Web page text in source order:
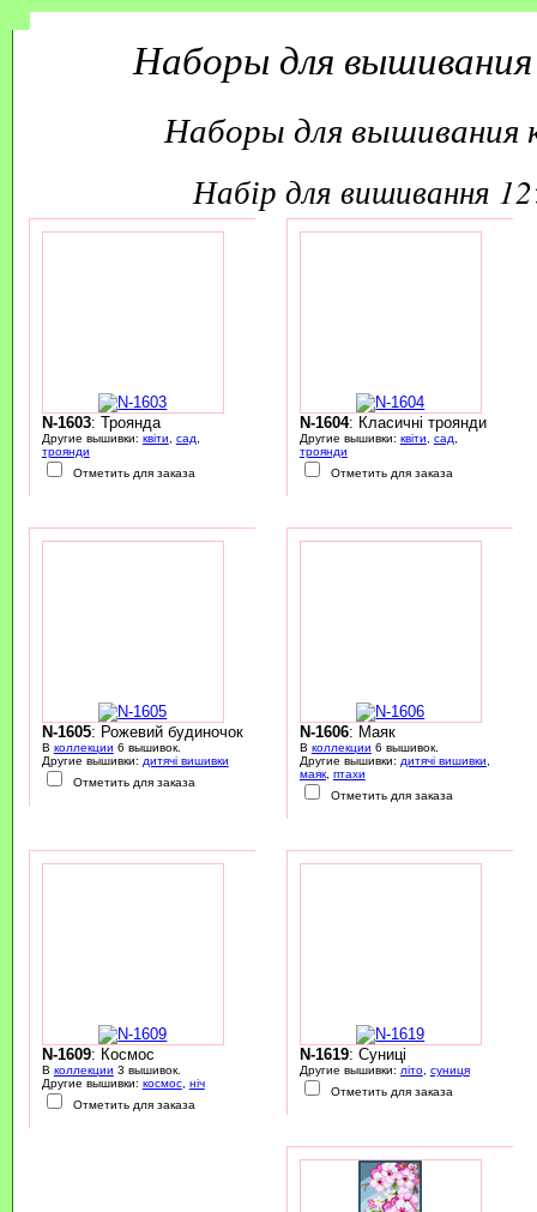
Наборы для
Наборы для вышивания
набір для вишивання
N-1603: Троянда
Другие вышивки: квіти сад
троянди
Отметить для заказа
N-1604: Класичні троянди
Другие вышивки: квіти сад
троянди
Отметить для заказа
N-1605: Рожевий будиночок
В коллекции 6 вышивок.
Другие вышивки: дитячі вишивки
Отметить для заказа
N-1606: Маяк
В коллекции 6 вышивок.
Другие вышивки: дитячі вишивки
маяк, птахи
Отметить для заказа
N-1609: Космос
В коллекции 3 вышивок.
Другие вышивки: космос, ніч
Отметить для заказа
N-1619: Суниці
Другие вышивки: літо, суниця
Отметить для заказа